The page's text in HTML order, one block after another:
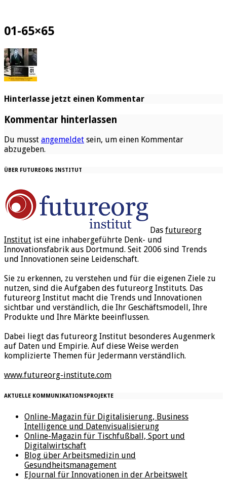
01-65×65
Hinterlasse jetzt einen Kommentar
Kommentar hinterlassen
Du musst angemeldet sein, um einen Kommentar
abzugeben.
ÜBER FUTUREORG INSTITUT
Das futureorg
Institut ist eine inhabergeführte Denk- und
Innovationsfabrik aus Dortmund. Seit 2006 sind Trends
und Innovationen seine Leidenschaft.
Sie zu erkennen, zu verstehen und für die eigenen Ziele zu
nutzen, sind die Aufgaben des futureorg Instituts. Das
futureorg Institut macht die Trends und Innovationen
sichtbar und verständlich, die Ihr Geschäftsmodell, Ihre
Produkte und Ihre Märkte beeinflussen.
Dabei liegt das futureorg Institut besonderes Augenmerk
auf Daten und Empirie. Auf diese Weise werden
komplizierte Themen für Jedermann verständlich.
www.futureorg-institute.com
AKTUELLE KOMMUNIKATIONSPROJEKTE
Online-Magazin für Digitalisierung, Business
Intelligence und Datenvisualisierung
Online-Magazin für Tischfußball, Sport und
Digitalwirtschaft
Blog über Arbeitsmedizin und
Gesundheitsmanagement
EJournal für Innovationen in der Arbeitswelt